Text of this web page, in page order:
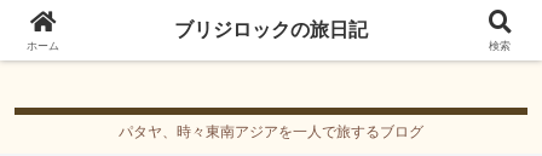
ブリジロックの旅日記
パタヤ、時々東南アジアを一人で旅するブログ
ホーム
ブリジロックの旅日記
検索